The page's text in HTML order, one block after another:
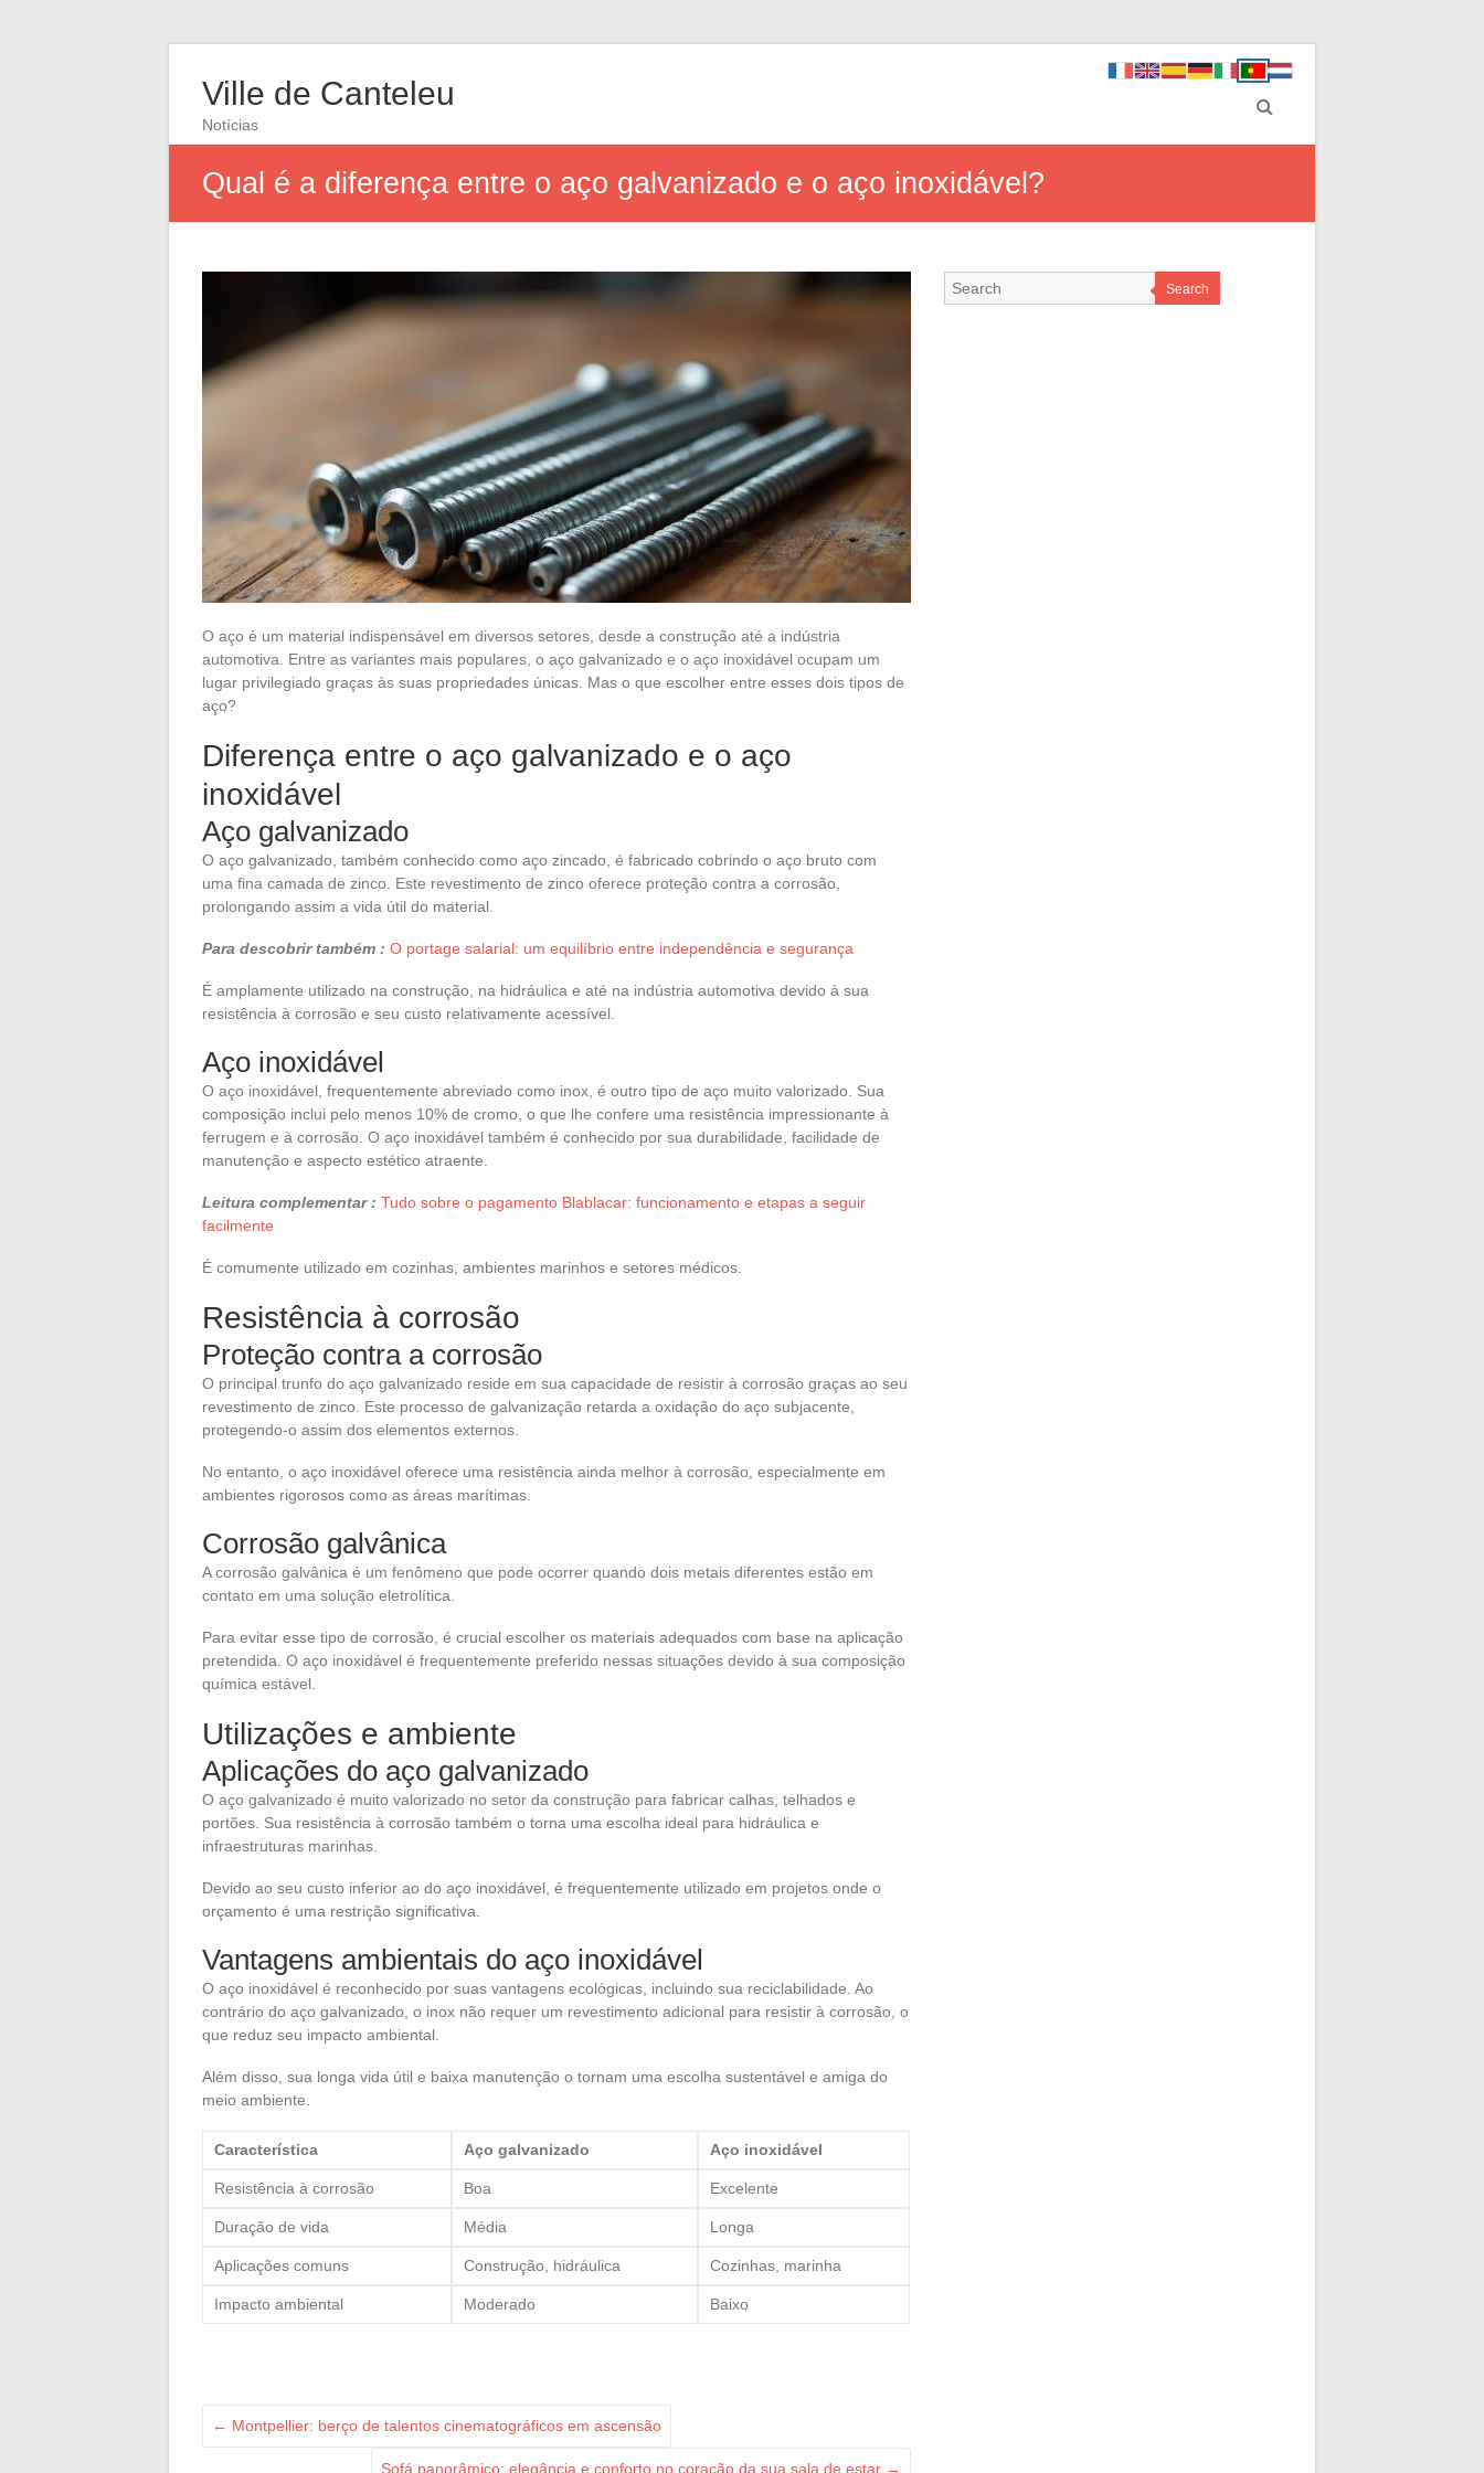
Ville de Canteleu
Notícias
Qual é a diferença entre o aço galvanizado e o aço inoxidável?
O aço é um material indispensável em diversos setores, desde a construção até a indústria
automotiva. Entre as variantes mais populares, o aço galvanizado e o aço inoxidável ocupam um
lugar privilegiado graças às suas propriedades únicas. Mas o que escolher entre esses dois tipos de
aço?
Diferença entre o aço galvanizado e o aço
inoxidável
Aço galvanizado
O aço galvanizado, também conhecido como aço zincado, é fabricado cobrindo o aço bruto com
uma fina camada de zinco. Este revestimento de zinco oferece proteção contra a corrosão,
prolongando assim a vida útil do material.
Para descobrir também : O portage salarial: um equilíbrio entre independência e segurança
É amplamente utilizado na construção, na hidráulica e até na indústria automotiva devido à sua
resistência à corrosão e seu custo relativamente acessível.
Aço inoxidável
O aço inoxidável, frequentemente abreviado como inox, é outro tipo de aço muito valorizado. Sua
composição inclui pelo menos 10% de cromo, o que lhe confere uma resistência impressionante à
ferrugem e à corrosão. O aço inoxidável também é conhecido por sua durabilidade, facilidade de
manutenção e aspecto estético atraente.
Leitura complementar : Tudo sobre o pagamento Blablacar: funcionamento e etapas a seguir
facilmente
É comumente utilizado em cozinhas, ambientes marinhos e setores médicos.
Resistência à corrosão
Proteção contra a corrosão
O principal trunfo do aço galvanizado reside em sua capacidade de resistir à corrosão graças ao seu
revestimento de zinco. Este processo de galvanização retarda a oxidação do aço subjacente,
protegendo-o assim dos elementos externos.
No entanto, o aço inoxidável oferece uma resistência ainda melhor à corrosão, especialmente em
ambientes rigorosos como as áreas marítimas.
Corrosão galvânica
A corrosão galvânica é um fenômeno que pode ocorrer quando dois metais diferentes estão em
contato em uma solução eletrolítica.
Para evitar esse tipo de corrosão, é crucial escolher os materiais adequados com base na aplicação
pretendida. O aço inoxidável é frequentemente preferido nessas situações devido à sua composição
química estável.
Utilizações e ambiente
Aplicações do aço galvanizado
O aço galvanizado é muito valorizado no setor da construção para fabricar calhas, telhados e
portões. Sua resistência à corrosão também o torna uma escolha ideal para hidráulica e
infraestruturas marinhas.
Devido ao seu custo inferior ao do aço inoxidável, é frequentemente utilizado em projetos onde o
orçamento é uma restrição significativa.
Vantagens ambientais do aço inoxidável
O aço inoxidável é reconhecido por suas vantagens ecológicas, incluindo sua reciclabilidade. Ao
contrário do aço galvanizado, o inox não requer um revestimento adicional para resistir à corrosão, o
que reduz seu impacto ambiental.
Além disso, sua longa vida útil e baixa manutenção o tornam uma escolha sustentável e amiga do
meio ambiente.
Característica Aço galvanizado Aço inoxidável
Resistência à corrosão Boa Excelente
Duração de vida Média Longa
Aplicações comuns Construção, hidráulica Cozinhas, marinha
Impacto ambiental Moderado Baixo
← Montpellier: berço de talentos cinematográficos em ascensão
Sofá panorâmico: elegância e conforto no coração da sua sala de estar →
Search